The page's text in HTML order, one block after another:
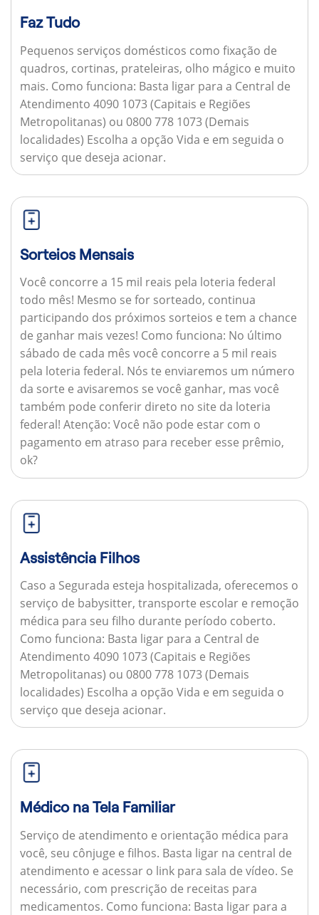
Faz Tudo
Pequenos serviços domésticos como fixação de
quadros, cortinas, prateleiras, olho mágico e muito
mais. Como funciona: Basta ligar para a Central de
Atendimento 4090 1073 (Capitais e Regiões
Metropolitanas) ou 0800 778 1073 (Demais
localidades) Escolha a opção Vida e em seguida o
serviço que deseja acionar.
Sorteios Mensais
Você concorre a 15 mil reais pela loteria federal
todo mês! Mesmo se for sorteado, continua
participando dos próximos sorteios e tem a chance
de ganhar mais vezes! Como funciona: No último
sábado de cada mês você concorre a 5 mil reais
pela loteria federal. Nós te enviaremos um número
da sorte e avisaremos se você ganhar, mas você
também pode conferir direto no site da loteria
federal! Atenção: Você não pode estar com o
pagamento em atraso para receber esse prêmio,
ok?
Assistência Filhos
Caso a Segurada esteja hospitalizada, oferecemos o
serviço de babysitter, transporte escolar e remoção
médica para seu filho durante período coberto.
Como funciona: Basta ligar para a Central de
Atendimento 4090 1073 (Capitais e Regiões
Metropolitanas) ou 0800 778 1073 (Demais
localidades) Escolha a opção Vida e em seguida o
serviço que deseja acionar.
Médico na Tela Familiar
Serviço de atendimento e orientação médica para
você, seu cônjuge e filhos. Basta ligar na central de
atendimento e acessar o link para sala de vídeo. Se
necessário, com prescrição de receitas para
medicamentos. Como funciona: Basta ligar para a